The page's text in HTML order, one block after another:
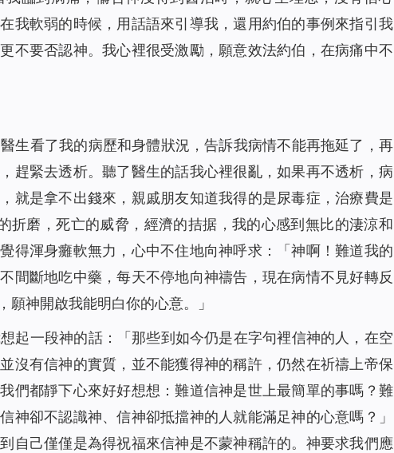
我軟弱的時候，用話語來引導我，還用約伯的事例來指引我
不要否認神。我心裡很受激勵，願意效法約伯，在病痛中不
生看了我的病歷和身體狀況，告訴我病情不能再拖延了，再
趕緊去透析。聽了醫生的話我心裡很亂，如果再不透析，病
就是拿不出錢來，親戚朋友知道我得的是尿毒症，治療費是
磨，死亡的威脅，經濟的拮据，我的心感到無比的淒涼和
得渾身癱軟無力，心中不住地向神呼求：「神啊！難道我的
間斷地吃中藥，每天不停地向神禱告，現在病情不見好轉反
神開啟我能明白你的心意。」
起一段神的話：「那些到如今仍是在字句裡信神的人，在空
沒有信神的實質，並不能獲得神的稱許，仍然在祈禱上帝保
們都靜下心來好好想想：難道信神是世上最簡單的事嗎？難
神卻不認識神、信神卻抵擋神的人就能滿足神的心意嗎？ 」
自己僅僅是為得祝福來信神是不蒙神稱許的。神要求我們應